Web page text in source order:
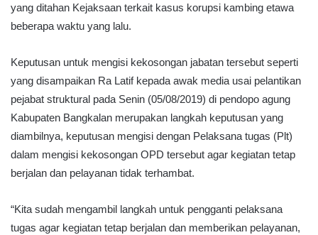
yang ditahan Kejaksaan terkait kasus korupsi kambing etawa
beberapa waktu yang lalu.
Keputusan untuk mengisi kekosongan jabatan tersebut seperti
yang disampaikan Ra Latif kepada awak media usai pelantikan
pejabat struktural pada Senin (05/08/2019) di pendopo agung
Kabupaten Bangkalan merupakan langkah keputusan yang
diambilnya, keputusan mengisi dengan Pelaksana tugas (Plt)
dalam mengisi kekosongan OPD tersebut agar kegiatan tetap
berjalan dan pelayanan tidak terhambat.
“Kita sudah mengambil langkah untuk pengganti pelaksana
tugas agar kegiatan tetap berjalan dan memberikan pelayanan,